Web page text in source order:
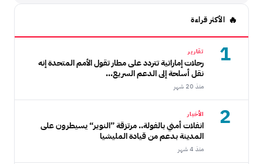
الأكثر قراءة
1 تقارير
رحلات إماراتية تتردد على مطار تقول الأمم المتحدة إنه
نقل أسلحة إلى الدعم السريع...
منذ 20 شهر
2 الأخبار
انفلات أمني بالفولة.. مرتزقة ”النوير“ يسيطرون على
المدينة بدعم من قيادة المليشيا
منذ 4 شهر